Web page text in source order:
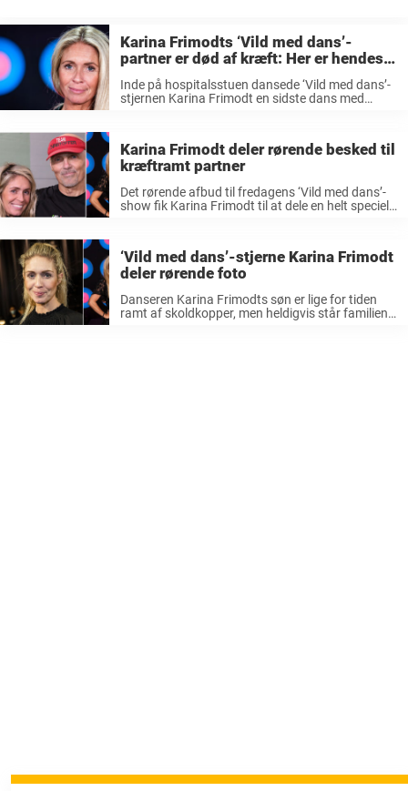
Karina Frimodts ‘Vild med dans’-
partner er død af kræft: Her er hendes
smukke ord
Inde på hospitalsstuen dansede ‘Vild med dans’-
stjernen Karina Frimodt en sidste dans med
Karina Frimodt deler rørende besked til
kræftramt partner
Det rørende afbud til fredagens ‘Vild med dans’-
show fik Karina Frimodt til at dele en helt speciel
‘Vild med dans’-stjerne Karina Frimodt
deler rørende foto
Danseren Karina Frimodts søn er lige for tiden
ramt af skoldkopper, men heldigvis står familien